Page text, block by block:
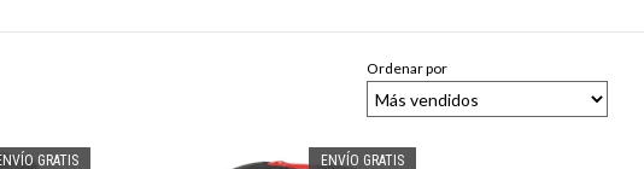
Ordenar por
GRATIS ENVÍO GRATIS